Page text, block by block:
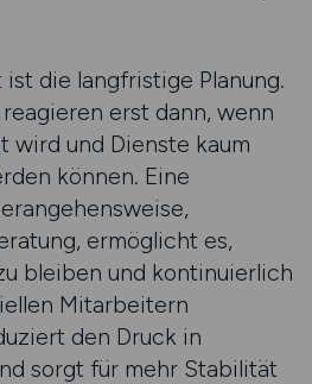
die langfristige Planung.
erst dann, wenn
wird und Dienste kaum
können. Eine
ermöglicht es,
bleiben und kontinuierlich
Mitarbeitern
den Druck in
sorgt für mehr Stabilität